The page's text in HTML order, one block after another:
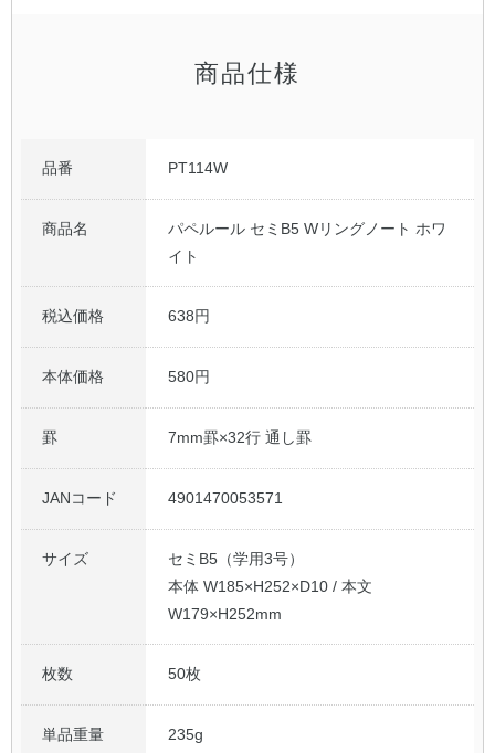
商品仕様
品番 PT114W
商品名
パペルール セミB5 Wリングノート ホワ
イト
税込価格 638円
本体価格 580円
罫 7mm罫×32行 通し罫
JANコード 4901470053571
サイズ
セミB5（学用3号）
本体 W185×H252×D10 / 本文
W179×H252mm
枚数 50枚
単品重量 235g